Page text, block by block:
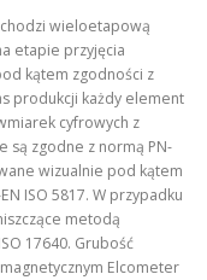
wieloetapową
etapie przyjęcia
kątem zgodności z
produkcji każdy element
cyfrowych z
są zgodne z normą PN-
wizualnie pod kątem
ISO 5817. W przypadku
metodą
17640. Grubość
Elcometer